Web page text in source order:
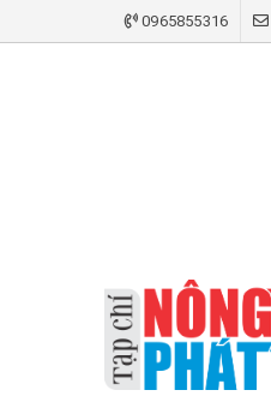
0965855316